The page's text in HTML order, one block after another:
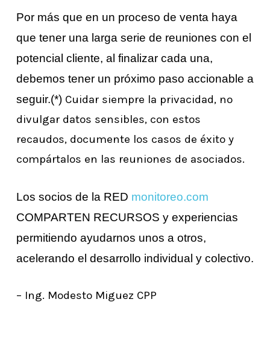
Por más que en un proceso de venta haya
que tener una larga serie de reuniones con el
potencial cliente, al finalizar cada una,
debemos tener un próximo paso accionable a
seguir.(*) Cuidar siempre la privacidad, no
divulgar datos sensibles, con estos
recaudos, documente los casos de éxito y
compártalos en las reuniones de asociados.
Los socios de la RED monitoreo.com
COMPARTEN RECURSOS y experiencias
permitiendo ayudarnos unos a otros,
acelerando el desarrollo individual y colectivo.
– Ing. Modesto Miguez CPP